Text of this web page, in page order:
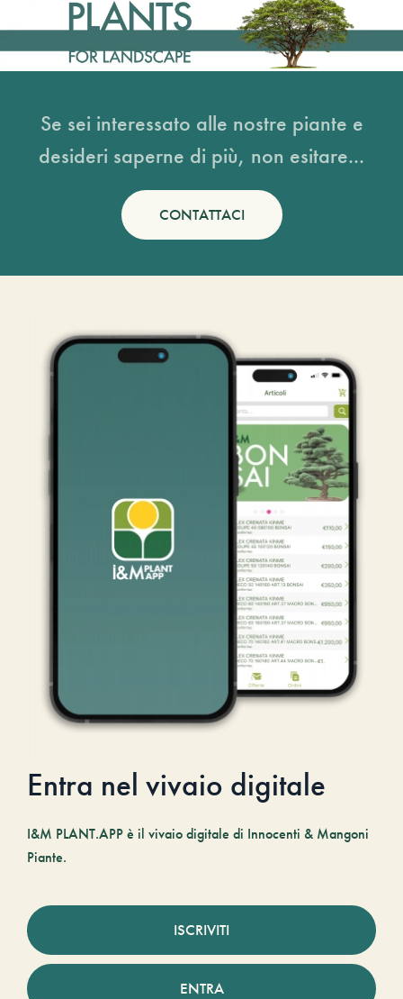
Se sei interessato alle nostre piante e
desideri saperne di più, non esitare...
CONTATTACI
Entra nel vivaio digitale
I&M PLANT.APP è il vivaio digitale di Innocenti & Mangoni
Piante.
ISCRIVITI
ENTRA